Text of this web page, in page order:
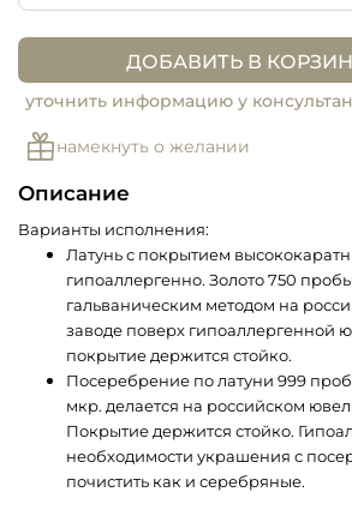
Золото
ДОБАВИТЬ В
уточнить информацию у
намекнуть о желании
Описание
Варианты исполнения:
Латунь с покрытием
гипоаллергенно. Золото 750
гальваническим методом на
заводе поверх гипоаллергенной
покрытие держится стойко.
Посеребрение по латуни 999
мкр. делается на российском
Покрытие держится стойко.
необходимости украшения с
почистить как и серебряные.